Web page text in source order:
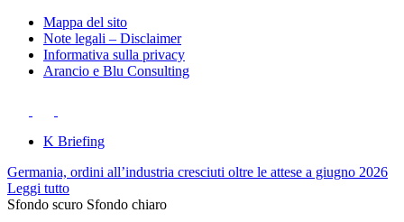
Mappa del sito
Note legali – Disclaimer
Informativa sulla privacy
Arancio e Blu Consulting
K Briefing
Germania, ordini all’industria cresciuti oltre le attese a giugno 2026
Leggi tutto
Sfondo scuro Sfondo chiaro